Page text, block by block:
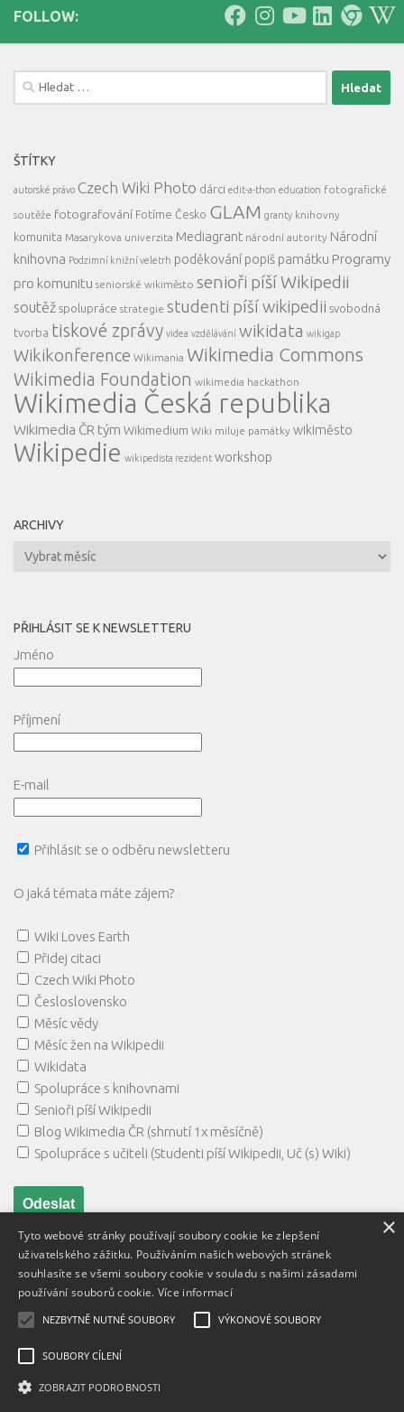
FOLLOW:
Vyhledávání
ŠTÍTKY
autorské právo Czech Wiki Photo dárci edit-a-thon education fotografické
soutěže fotografování Fotíme Česko GLAM granty knihovny
komunita Masarykova univerzita Mediagrant národní autority Národní
knihovna Podzimní knižní veletrh poděkování popiš památku Programy
pro komunitu seniorské wikiměsto senioři píší Wikipedii
soutěž spolupráce strategie studenti píší wikipedii svobodná
tvorba tiskové zprávy videa vzdělávání wikidata wikigap
Wikikonference Wikimania Wikimedia Commons
Wikimedia Foundation wikimedia hackathon
Wikimedia Česká republika
Wikimedia ČR tým Wikimedium Wiki miluje památky wikiměsto
Wikipedie wikipedista rezident workshop
ARCHIVY
Archivy
PŘIHLÁSIT SE K NEWSLETTERU
Jméno
Příjmení
E-mail
Přihlásit se o odběru newsletteru
O jaká témata máte zájem?
Wiki Loves Earth
Přidej citaci
Czech Wiki Photo
Česloslovensko
Měsíc vědy
Měsíc žen na Wikipedii
Wikidata
Spolupráce s knihovnami
Senioři píší Wikipedii
Blog Wikimedia ČR (shrnutí 1x měsíčně)
Spolupráce s učiteli (Studenti píší Wikipedii, Uč (s) Wiki)
Textový obsah je zveřejněn pod licencíCreative Commons BY
uvedeny u těchto materiálů.
Powered by
×
Tyto webové stránky používají soubory cookie ke zlepšení
uživatelského zážitku. Používáním našich webových stránek
souhlasíte se všemi soubory cookie v souladu s našimi zásadami
používání souborů cookie. Více informací
NEZBYTNĚ NUTNÉ SOUBORY VÝKONOVÉ SOUBORY
SOUBORY CÍLENÍ
ZOBRAZIT PODROBNOSTI